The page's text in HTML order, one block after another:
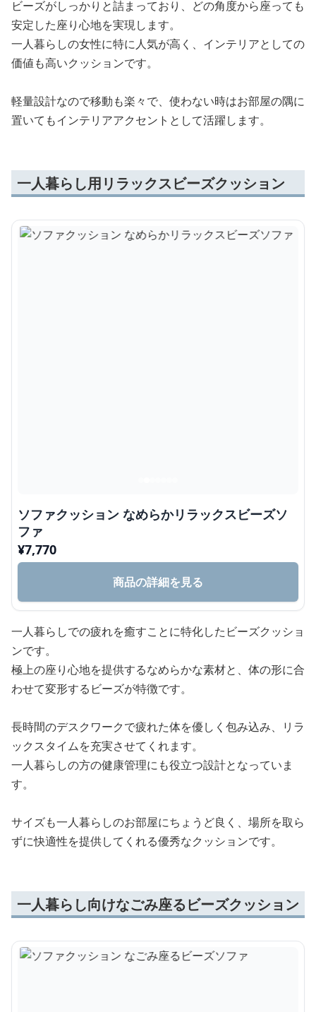
ビーズがしっかりと詰まっており、どの角度から座っても
安定した座り心地を実現します。
一人暮らしの女性に特に人気が高く、インテリアとしての
価値も高いクッションです。
軽量設計なので移動も楽々で、使わない時はお部屋の隅に
置いてもインテリアアクセントとして活躍します。
一人暮らし用リラックスビーズクッション
ソファクッション なめらかリラックスビーズソ
ファ
¥7,770
商品の詳細を見る
一人暮らしでの疲れを癒すことに特化したビーズクッショ
ンです。
極上の座り心地を提供するなめらかな素材と、体の形に合
わせて変形するビーズが特徴です。
長時間のデスクワークで疲れた体を優しく包み込み、リラ
ックスタイムを充実させてくれます。
一人暮らしの方の健康管理にも役立つ設計となっていま
す。
サイズも一人暮らしのお部屋にちょうど良く、場所を取ら
ずに快適性を提供してくれる優秀なクッションです。
一人暮らし向けなごみ座るビーズクッション